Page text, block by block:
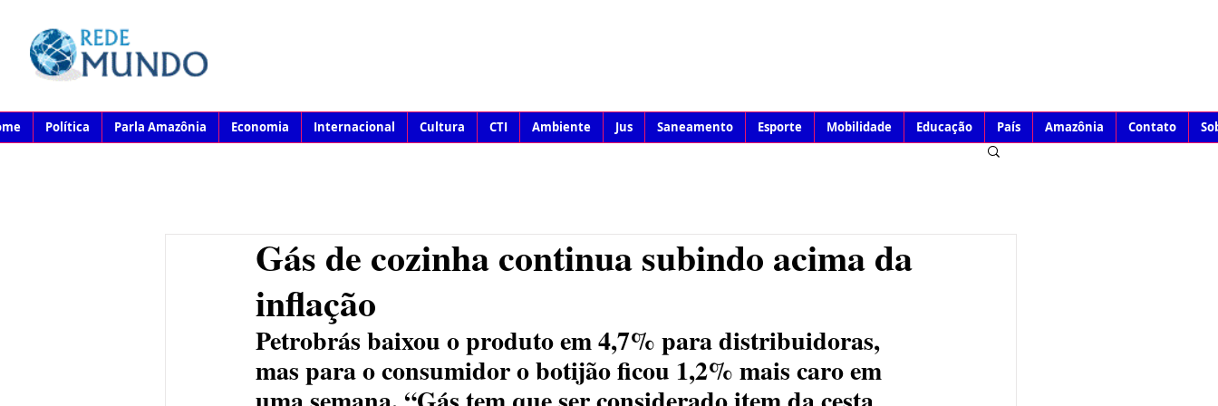
Política Parla Amazônia Economia Internacional Cultura CTI Ambiente Jus Saneamento Esporte Mobilidade Educação País Amazônia Contato
Gás de cozinha continua subindo acima da
inflação
Petrobrás baixou o produto em 4,7% para distribuidoras,
mas para o consumidor o botijão ficou 1,2% mais caro em